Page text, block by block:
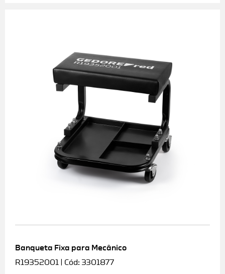
Banqueta Fixa para Mecânico
R19352001 | Cód: 3301877